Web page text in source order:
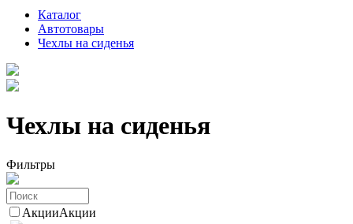
Каталог
Автотовары
Чехлы на сиденья
Чехлы на сиденья
Фильтры
АкцииАкции